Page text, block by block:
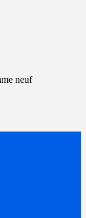
neuf